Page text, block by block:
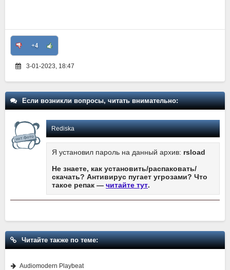
+4
3-01-2023, 18:47
Если возникли вопросы, читать внимательно:
Rediska
Я установил пароль на данный архив: rsload
Не знаете, как установить/распаковать/
скачать? Антивирус пугает угрозами? Что
такое репак — читайте тут.
Читайте также по теме:
Audiomodern Playbeat